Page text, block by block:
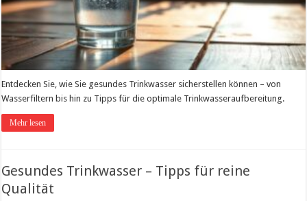
Entdecken Sie, wie Sie gesundes Trinkwasser sicherstellen können – von
Wasserfiltern bis hin zu Tipps für die optimale Trinkwasseraufbereitung.
Mehr lesen
Gesundes Trinkwasser – Tipps für reine
Qualität